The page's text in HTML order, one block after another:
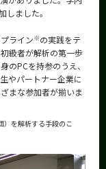
ました。
ライン※の実践をテ
級者が解析の第一歩
のPCを持参のうえ、
やパートナー企業に
まな参加者が揃いま
）を解析する手段のこ